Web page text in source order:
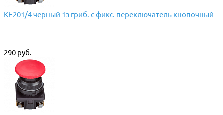
КЕ201/4 черный 1з гриб. с фикс. переключатель кнопочный
290 руб.